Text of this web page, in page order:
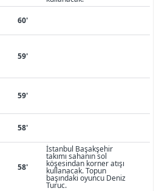
60'
59'
59'
58'
58'
İstanbul Başakşehir
takımı sahanın sol
köşesindan korner atışı
kullanacak. Topun
başındaki oyuncu Deniz
Turuc.